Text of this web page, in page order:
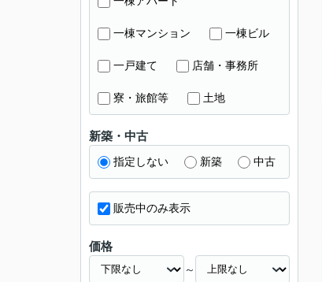
一棟マンション 一棟ビル
一戸建て 店舗・事務所
寮・旅館等 土地
新築・中古
指定しない 新築 中古
販売中のみ表示
価格
～